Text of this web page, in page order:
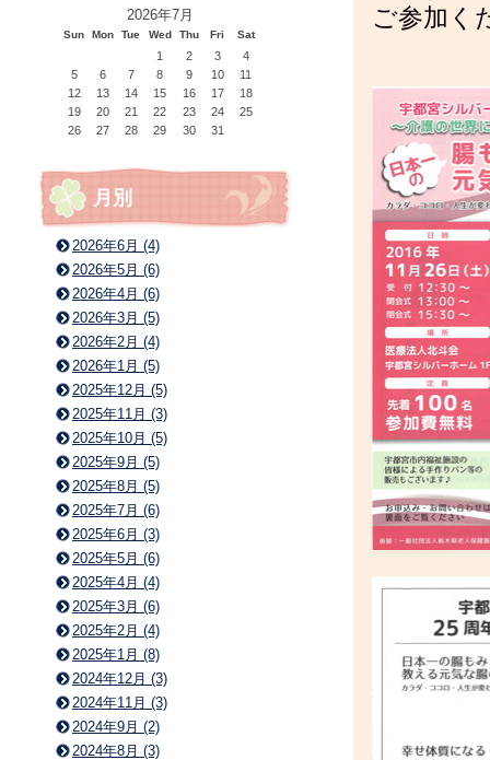
ご参加く
2026年7月
Sun Mon Tue Wed Thu Fri Sat
1 2 3
4
5
6 7 8 9 10
11
12
13 14 15 16 17
18
19
20 21 22 23 24
25
26
27 28 29 30 31
月別
2026年6月 (4)
2026年5月 (6)
2026年4月 (6)
2026年3月 (5)
2026年2月 (4)
2026年1月 (5)
2025年12月 (5)
2025年11月 (3)
2025年10月 (5)
2025年9月 (5)
2025年8月 (5)
2025年7月 (6)
2025年6月 (3)
2025年5月 (6)
2025年4月 (4)
2025年3月 (6)
2025年2月 (4)
2025年1月 (8)
2024年12月 (3)
2024年11月 (3)
2024年9月 (2)
2024年8月 (3)